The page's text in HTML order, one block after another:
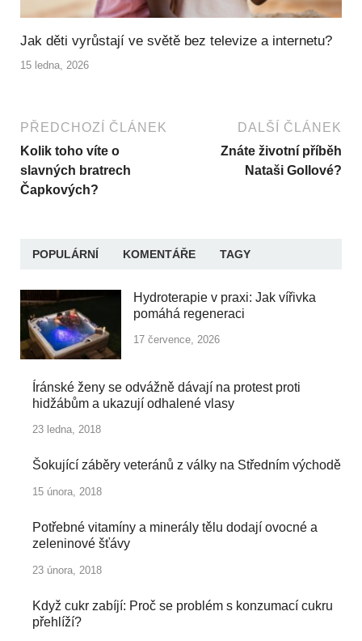
Jak děti vyrůstají ve světě bez televize a internetu?
15 ledna, 2026
PŘEDCHOZÍ ČLÁNEK
Kolik toho víte o
slavných bratrech
Čapkových?
DALŠÍ ČLÁNEK
Znáte životní příběh
Nataši Gollové?
POPULÁRNÍ KOMENTÁŘE TAGY
Hydroterapie v praxi: Jak vířivka
pomáhá regeneraci
17 července, 2026
Íránské ženy se odvážně dávají na protest proti
hidžábům a ukazují odhalené vlasy
23 ledna, 2018
Šokující záběry veteránů z války na Středním východě
15 února, 2018
Potřebné vitamíny a minerály tělu dodají ovocné a
zeleninové šťávy
23 února, 2018
Když cukr zabíjí: Proč se problém s konzumací cukru
přehlíží?